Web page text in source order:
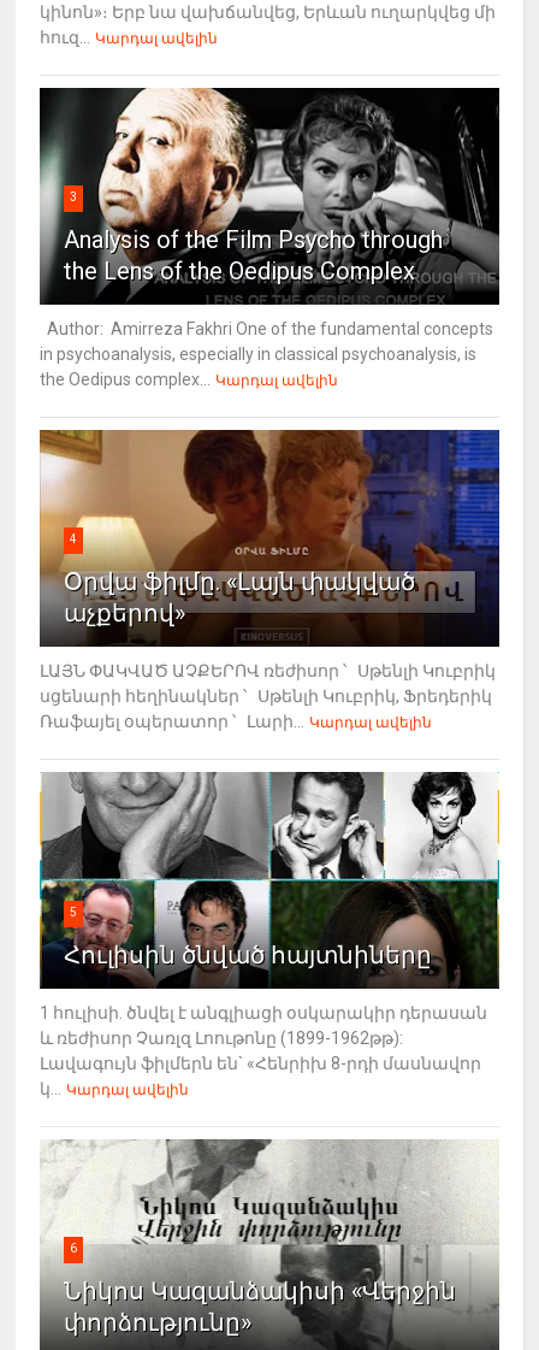
կինոն»։ Երբ նա վախճանվեց, Երևան ուղարկվեց մի
հուզ...
Կարդալ ավելին
3
Analysis of the Film Psycho through
the Lens of the Oedipus Complex
Author: Amirreza Fakhri One of the fundamental concepts
in psychoanalysis, especially in classical psychoanalysis, is
the Oedipus complex...
Կարդալ ավելին
4
Օրվա ֆիլմը. «Լայն փակված
աչքերով»
ԼԱՅՆ ՓԱԿՎԱԾ ԱՉՔԵՐՈՎ ռեժիսոր ՝ Սթենլի Կուբրիկ
սցենարի հեղինակներ ՝ Սթենլի Կուբրիկ, Ֆրեդերիկ
Ռաֆայել օպերատոր ՝ Լարի...
Կարդալ ավելին
5
Հուլիսին ծնված հայտնիները
1 հուլիսի. ծնվել է անգլիացի օսկարակիր դերասան
և ռեժիսոր Չառլզ Լոութոնը (1899-1962թթ):
Լավագույն ֆիլմերն են` «Հենրիխ 8-րդի մասնավոր
կ...
Կարդալ ավելին
6
Նիկոս Կազանձակիսի «Վերջին
փորձությունը»